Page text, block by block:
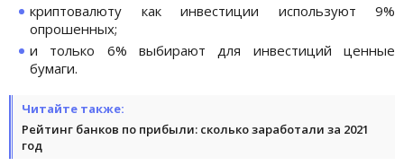
криптовалюту как инвестиции используют 9%
опрошенных;
и только 6% выбирают для инвестиций ценные
бумаги.
Читайте также:
Рейтинг банков по прибыли: сколько заработали за 2021
год